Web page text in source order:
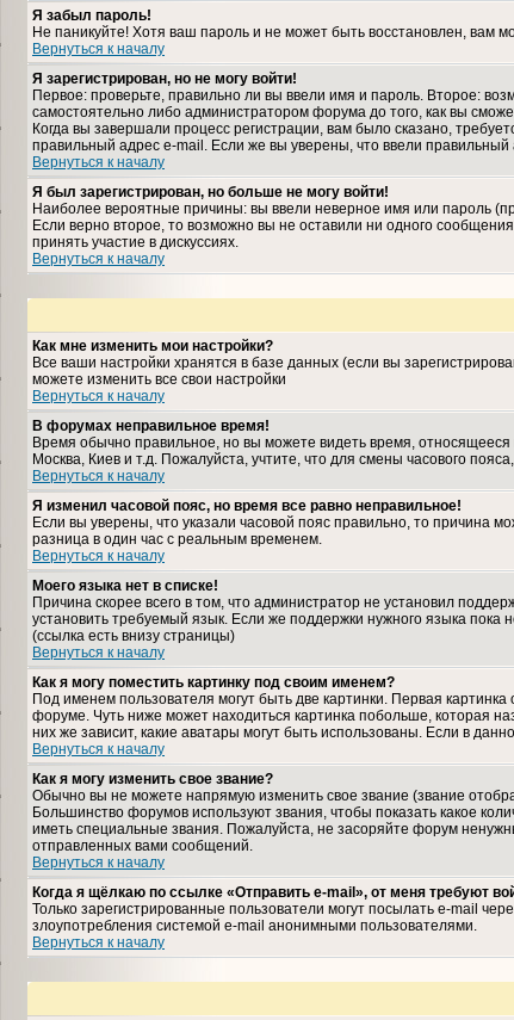
Я забыл пароль!
Не паникуйте! Хотя ваш пароль и не может быть восстановлен, вам
Вернуться к началу
Я зарегистрирован, но не могу войти!
Первое: проверьте, правильно ли вы ввели имя и пароль. Второе:
самостоятельно либо администратором форума до того, как вы
Когда вы завершали процесс регистрации, вам было сказано,
правильный адрес e-mail. Если же вы уверены, что ввели
Вернуться к началу
Я был зарегистрирован, но больше не могу войти!
Наиболее вероятные причины: вы ввели неверное имя или пароль
Если верно второе, то возможно вы не оставили ни одного
принять участие в дискуссиях.
Вернуться к началу
Как мне изменить мои настройки?
Все ваши настройки хранятся в базе данных (если вы
можете изменить все свои настройки
Вернуться к началу
В форумах неправильное время!
Время обычно правильное, но вы можете видеть время, относящееся
Москва, Киев и т.д. Пожалуйста, учтите, что для смены часового
Вернуться к началу
Я изменил часовой пояс, но время все равно неправильное!
Если вы уверены, что указали часовой пояс правильно, то причина
разница в один час с реальным временем.
Вернуться к началу
Моего языка нет в списке!
Причина скорее всего в том, что администратор не установил
установить требуемый язык. Если же поддержки нужного языка
(ссылка есть внизу страницы)
Вернуться к началу
Как я могу поместить картинку под своим именем?
Под именем пользователя могут быть две картинки. Первая
форуме. Чуть ниже может находиться картинка побольше, которая
них же зависит, какие аватары могут быть использованы. Если в
Вернуться к началу
Как я могу изменить свое звание?
Обычно вы не можете напрямую изменить свое звание (звание
Большинство форумов используют звания, чтобы показать какое
иметь специальные звания. Пожалуйста, не засоряйте форум
отправленных вами сообщений.
Вернуться к началу
Когда я щёлкаю по ссылке «Отправить e-mail», от меня требуют
Только зарегистрированные пользователи могут посылать e-mail
злоупотребления системой e-mail анонимными пользователями.
Вернуться к началу